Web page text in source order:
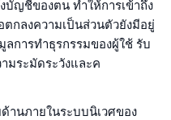
บัญชีของตน ทำให้การเข้าถึง
กลงความเป็นส่วนตัวยังมีอยู่
การทำธุรกรรมของผู้ใช้ รับ
มระมัดระวังและค
านภายในระบบนิเวศของ